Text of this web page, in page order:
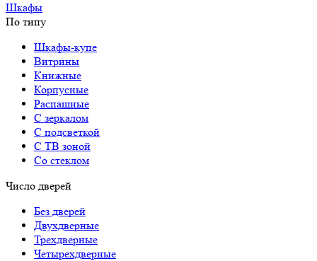
Шкафы
По типу
Шкафы-купе
Витрины
Книжные
Корпусные
Распашные
С зеркалом
С подсветкой
С ТВ зоной
Со стеклом
Число дверей
Без дверей
Двухдверные
Трехдверные
Четырехдверные